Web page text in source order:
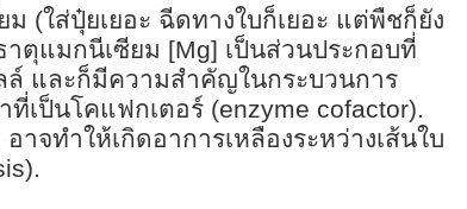
(ใส่ปุ๋ยเยอะ ฉีดทางใบก็เยอะ แต่พืชก็ยัง
ตุแมกนีเซียม [Mg] เป็นส่วนประกอบที่
และก็มีความสำคัญในกระบวนการ
ที่เป็นโคแฟกเตอร์ (enzyme cofactor).
าจทำให้เกิดอาการเหลืองระหว่างเส้นใบ